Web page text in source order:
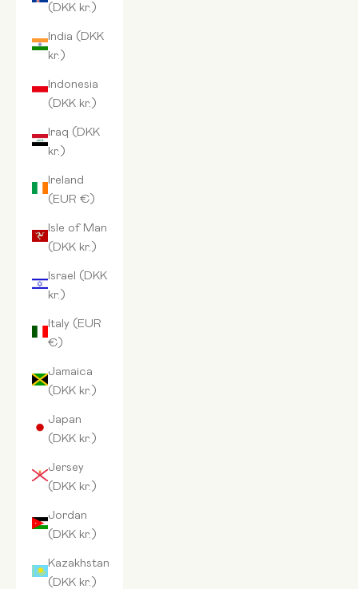
(DKK kr.)
India (DKK
kr.)
Indonesia
(DKK kr.)
Iraq (DKK
kr.)
Ireland
(EUR €)
Isle of Man
(DKK kr.)
Israel (DKK
kr.)
Italy (EUR
€)
Jamaica
(DKK kr.)
Japan
(DKK kr.)
Jersey
(DKK kr.)
Jordan
(DKK kr.)
Kazakhstan
(DKK kr.)